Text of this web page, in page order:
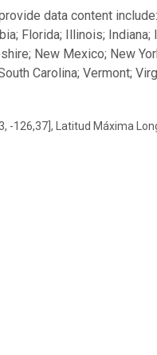
data content
Florida; Illinois; Indiana;
New Mexico; New
Carolina; Vermont;
-126,37], Latitud Máxima